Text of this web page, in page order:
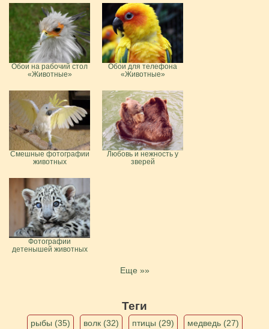
Обои на рабочий стол
«Животные»
Обои для телефона
«Животные»
Смешные фотографии
животных
Любовь и нежность у
зверей
Фотографии
детенышей животных
Еще »»
Теги
рыбы (35) волк (32) птицы (29) медведь (27)